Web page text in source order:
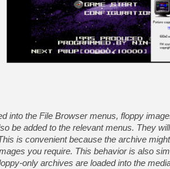
into the File Browser menus, floppy
be added to the relevant menus. They
is convenient because the archive
you require. This behavior is also
only archives are loaded into the